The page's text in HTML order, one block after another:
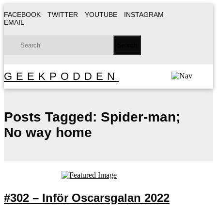
FACEBOOK TWITTER YOUTUBE
INSTAGRAM
EMAIL
GEEKPODDEN
Posts Tagged: Spider-man;
No way home
#302 – Inför Oscarsgalan 2022